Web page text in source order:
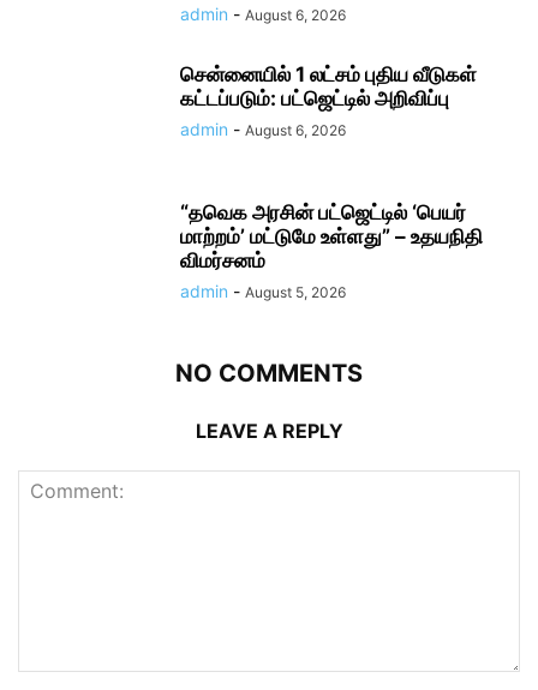
admin - August 6, 2026
சென்னையில் 1 லட்சம் புதிய வீடுகள்
கட்டப்படும்: பட்ஜெட்டில் அறிவிப்பு
admin - August 6, 2026
“தவெக அரசின் பட்ஜெட்டில் ‘பெயர்
மாற்றம்’ மட்டுமே உள்ளது” – உதயநிதி
விமர்சனம்
admin - August 5, 2026
NO COMMENTS
LEAVE A REPLY